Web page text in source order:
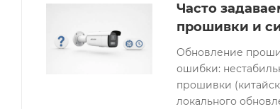
Часто
прошивки и
Обновление
ошибки:
прошивки
локального